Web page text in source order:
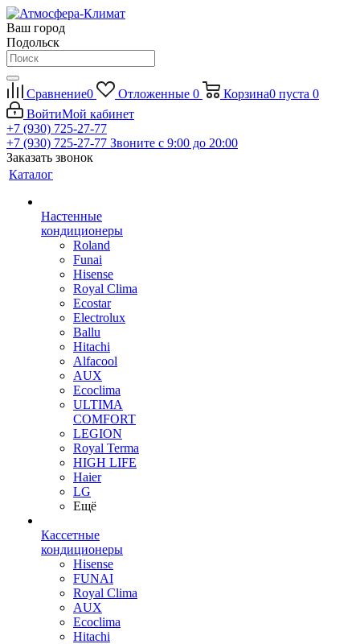
Ваш город
Подольск
Сравнение0 Отложенные 0 Корзина0 пуста 0
ВойтиМой кабинет
+7 (930) 725-27-77
+7 (930) 725-27-77 Звоните с 9:00 до 20:00
Заказать звонок
Каталог
Настенные
кондиционеры
Roland
Funai
Hisense
Royal Clima
Ecostar
Electrolux
Ballu
Hitachi
Alfacool
AUX
Ecoclima
ULTIMA
COMFORT
LEGION
Royal Terma
HIGH LIFE
Haier
LG
Ещё
Кассетные
кондиционеры
Hisense
FUNAI
Royal Clima
AUX
Ecoclima
Hitachi